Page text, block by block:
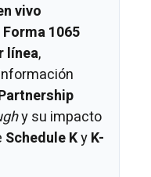
vivo
Forma 1065
línea,
y su impacto
Schedule KyK-